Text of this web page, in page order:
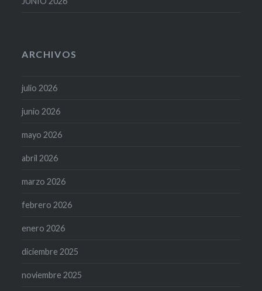
ARCHIVOS
julio 2026
junio 2026
mayo 2026
abril 2026
marzo 2026
febrero 2026
enero 2026
diciembre 2025
noviembre 2025